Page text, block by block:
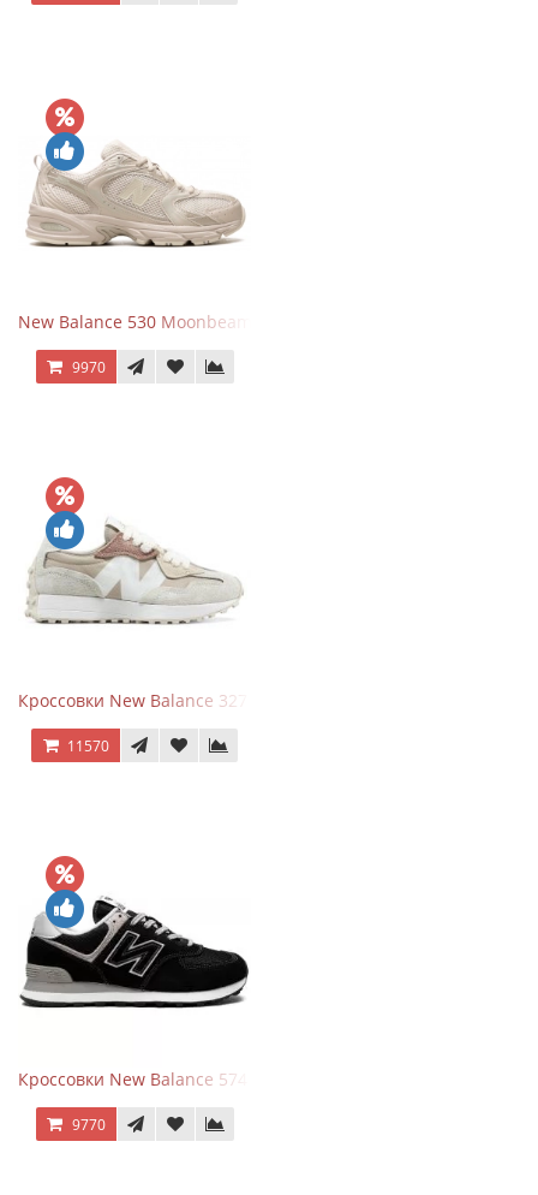
New Balance 530 Moonbeam Sea Salt
9970
Кроссовки New Balance 327 Beige Pink
11570
Кроссовки New Balance 574 Evergreen Black
9770